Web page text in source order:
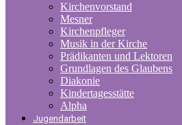
Kirchenvorstand
Mesner
Kirchenpfleger
Musik in der Kirche
Prädikanten und Lektoren
Grundlagen des Glaubens
Diakonie
Kindertagesstätte
Alpha
Jugendarbeit